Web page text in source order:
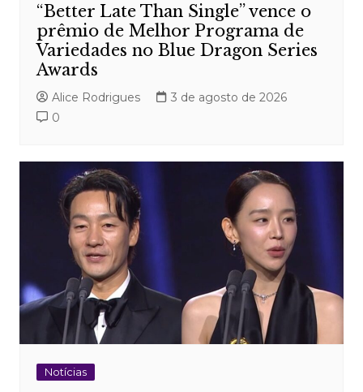
“Better Late Than Single” vence o
prêmio de Melhor Programa de
Variedades no Blue Dragon Series
Awards
Alice Rodrigues
3 de agosto de 2026
0
Notícias